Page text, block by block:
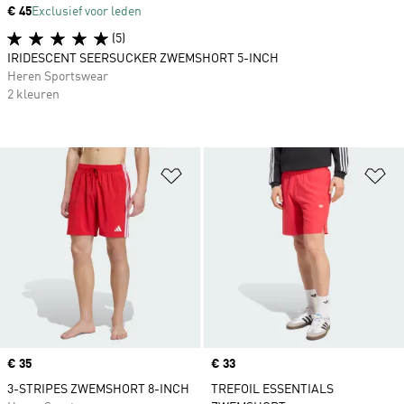
Op verlanglijst zetten
Price
€ 35
3-STRIPES ZWEMSHORT 8-INCH
Price
€ 33
TREFOIL ESSENTIALS
Price
€ 45Exclusief voor leden
(5)
IRIDESCENT SEERSUCKER ZWEMSHORT 5-INCH
Heren Sportswear
2 kleuren